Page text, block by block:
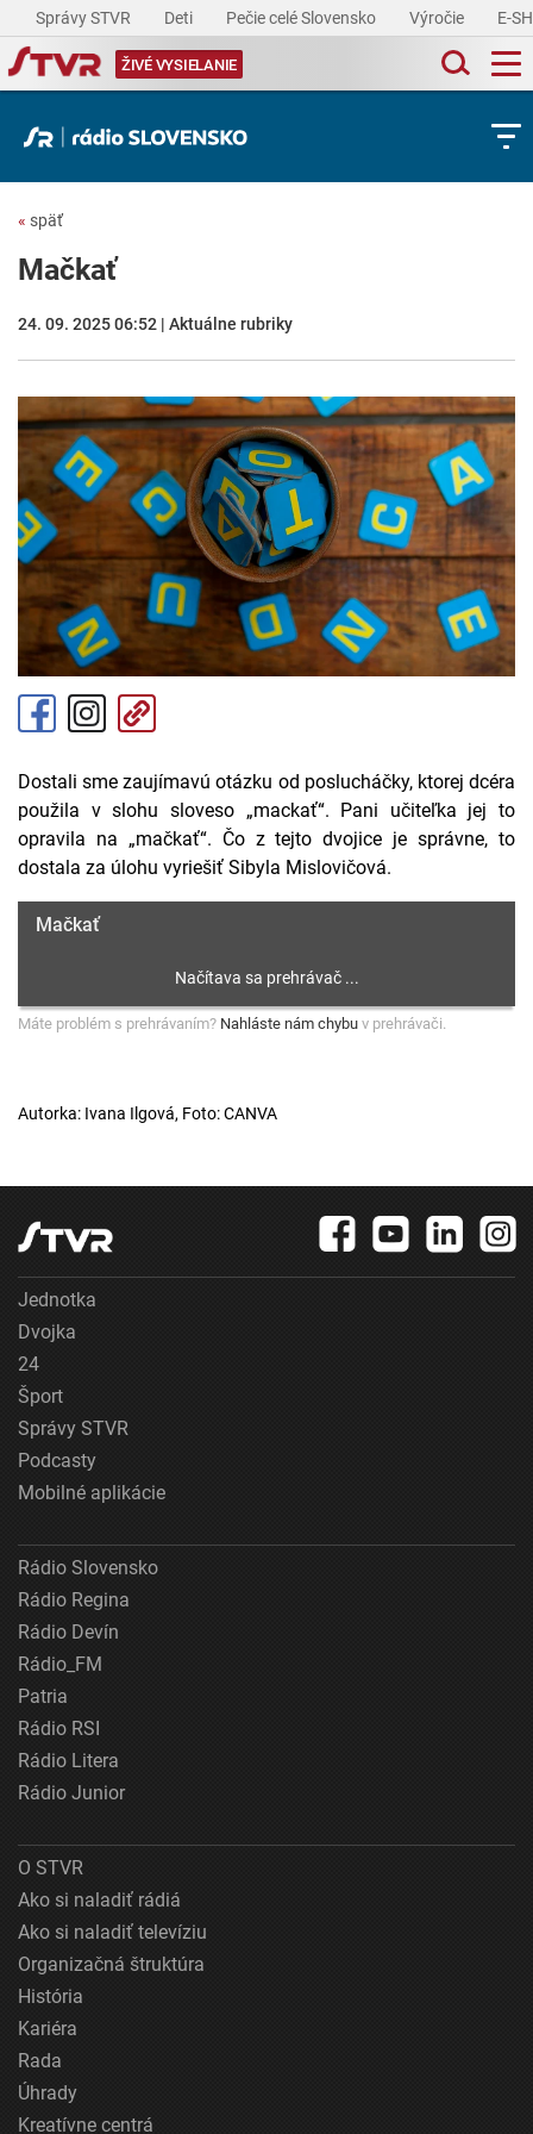
Správy STVR Deti Pečie celé Slovensko Výročie E-
ŽIVÉ VYSIELANIE
« späť
Mačkať
24. 09. 2025 06:52 | Aktuálne rubriky
Dostali sme zaujímavú otázku od poslucháčky, ktorej dcéra
použila v slohu sloveso „mackať“. Pani učiteľka jej to
opravila na „mačkať“. Čo z tejto dvojice je správne, to
dostala za úlohu vyriešiť Sibyla Mislovičová.
Mačkať
Máte problém s prehrávaním? Nahláste nám chybu v prehrávači.
Autorka: Ivana Ilgová, Foto: CANVA
Jednotka
Dvojka
24
Šport
Správy STVR
Podcasty
Mobilné aplikácie
Rádio Slovensko
Rádio Regina
Rádio Devín
Rádio_FM
Patria
Rádio RSI
Rádio Litera
Rádio Junior
O STVR
Ako si naladiť rádiá
Ako si naladiť televíziu
Organizačná štruktúra
História
Kariéra
Rada
Úhrady
Kreatívne centrá